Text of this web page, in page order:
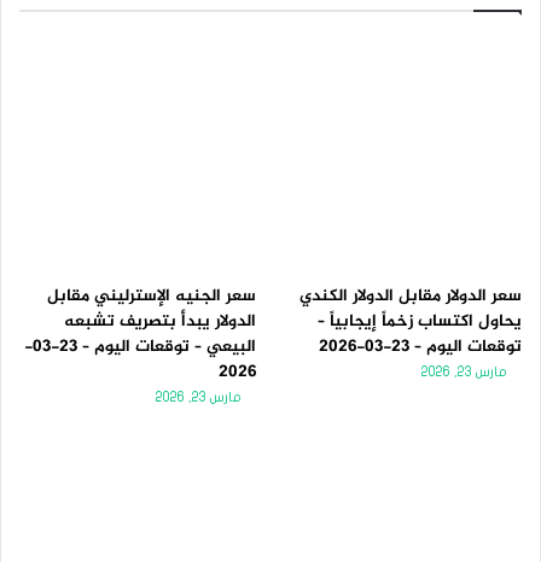
سعر الدولار مقابل الدولار الكندي
يحاول اكتساب زخماً إيجابياً –
توقعات اليوم – 23-03-2026
مارس 23, 2026
سعر الجنيه الإسترليني مقابل
الدولار يبدأ بتصريف تشبعه
البيعي – توقعات اليوم – 23-03-
2026
مارس 23, 2026